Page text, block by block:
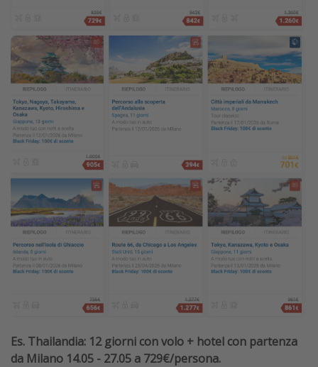
Es. Thailandia: 12 giorni con volo + hotel con partenza
da Milano 14.05 - 27.05 a 729€/persona.